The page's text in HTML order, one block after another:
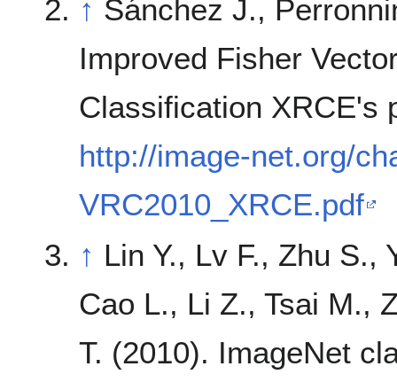
↑ Sánchez J.,
Improved Fisher
Classification XRCE's
http://image-net.org/
VRC2010_XRCE.pdf
↑ Lin Y., Lv F., Zhu S.,
Cao L., Li Z., Tsai M.,
T. (2010). ImageNet